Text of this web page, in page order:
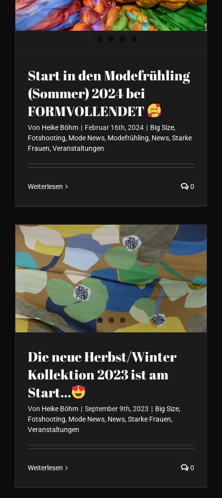
Start in den Modefrühling
(Sommer) 2024 bei
FORMVOLLENDET
Von Heike Böhm | Februar 16th, 2024 | Big Size,
Fotshooting, Mode News, Modefrühling, News, Starke
Frauen, Veranstaltungen
Weiterlesen 0
Die neue Herbst/Winter
Kollektion 2023 ist am Start…
Die neue Herbst/Winter
Kollektion 2023 ist am
Start…
Von Heike Böhm | September 9th, 2023 | Big Size,
Fotshooting, Mode News, News, Starke Frauen,
Veranstaltungen
Weiterlesen 0